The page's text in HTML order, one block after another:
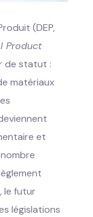
(DEP,
Product
de statut :
matériaux
et
le futur
législations